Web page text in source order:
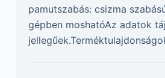
pamutszabás: csizma
gépben moshatóAz adatok